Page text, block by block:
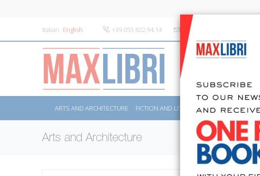
Italian English +39 055 822.94.14 info@maxlibri.it
ARTS AND ARCHITECTURE FICTION AND LITERATURE NON FICTION
Arts and Architecture